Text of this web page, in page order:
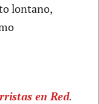
lontano,
en Red.